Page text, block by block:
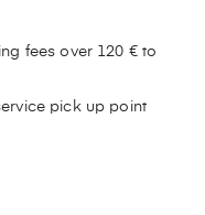
fees over 120 € to
pick up point